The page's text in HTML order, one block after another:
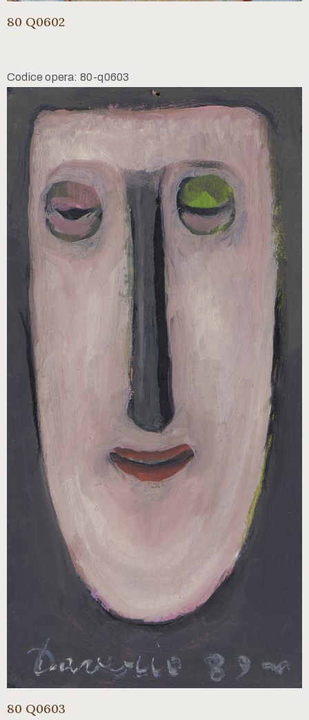
80 Q0602
Codice opera: 80-q0603
80 Q0603